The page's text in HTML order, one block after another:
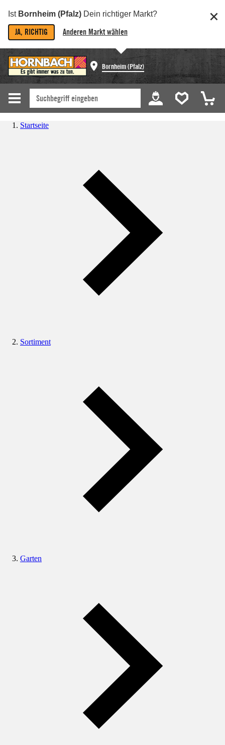
Ist Bornheim (Pfalz) Dein richtiger Markt?
JA, RICHTIG Anderen Markt wählen
Bornheim (Pfalz)
Startseite
Sortiment
Garten